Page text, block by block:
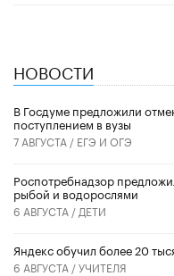
НОВОСТИ
В Госдуме предложили
поступлением в вузы
7 АВГУСТА / ЕГЭ И ОГЭ
Роспотребнадзор
рыбой и водорослями
6 АВГУСТА / ДЕТИ
​Яндекс обучил более 20
6 АВГУСТА /УЧИТЕЛЯ